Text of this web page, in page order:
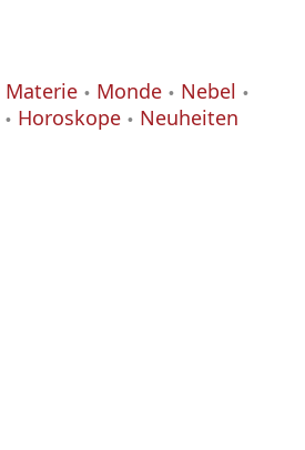
Materie Monde
Nebel
Horoskope Neuheiten